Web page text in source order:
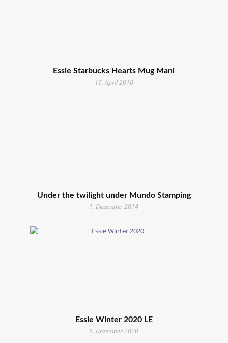
Essie Starbucks Hearts Mug Mani
16. April 2016
Under the twilight under Mundo Stamping
1. Dezember 2014
Essie Winter 2020 LE
6. Dezember 2020